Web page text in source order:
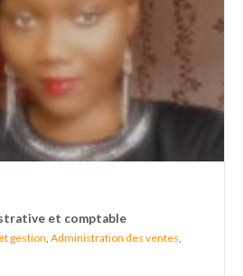
et comptable
gestion, Administration des ventes,